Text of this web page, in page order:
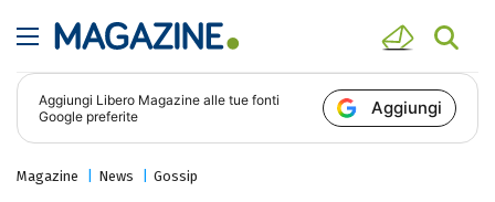
Aggiungi Libero Magazine alle tue fonti
Google preferite
Aggiungi
Magazine News Gossip